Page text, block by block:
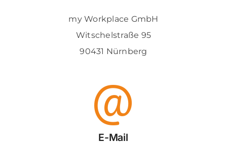
my Workplace GmbH
Witschelstraße 95
90431 Nürnberg
E-Mail